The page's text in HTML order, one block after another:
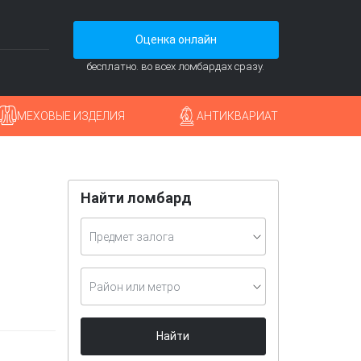
Оценка онлайн
бесплатно. во всех ломбардах сразу.
МЕХОВЫЕ ИЗДЕЛИЯ АНТИКВАРИАТ
Найти ломбард
Предмет залога
Район или метро
Найти